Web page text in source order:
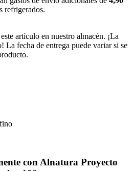
refrigerados.
artículo en nuestro almacén. ¡La
La fecha de entrega puede variar si se
con Alnatura Proyecto